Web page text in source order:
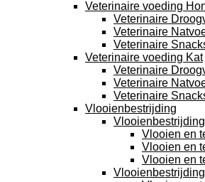
Veterinaire voeding
Veterinaire
Veterinaire
Veterinaire
Veterinaire voeding Kat
Veterinaire
Veterinaire
Veterinaire
Vlooienbestrijding
Vlooien en
Vlooien en
Vlooien en